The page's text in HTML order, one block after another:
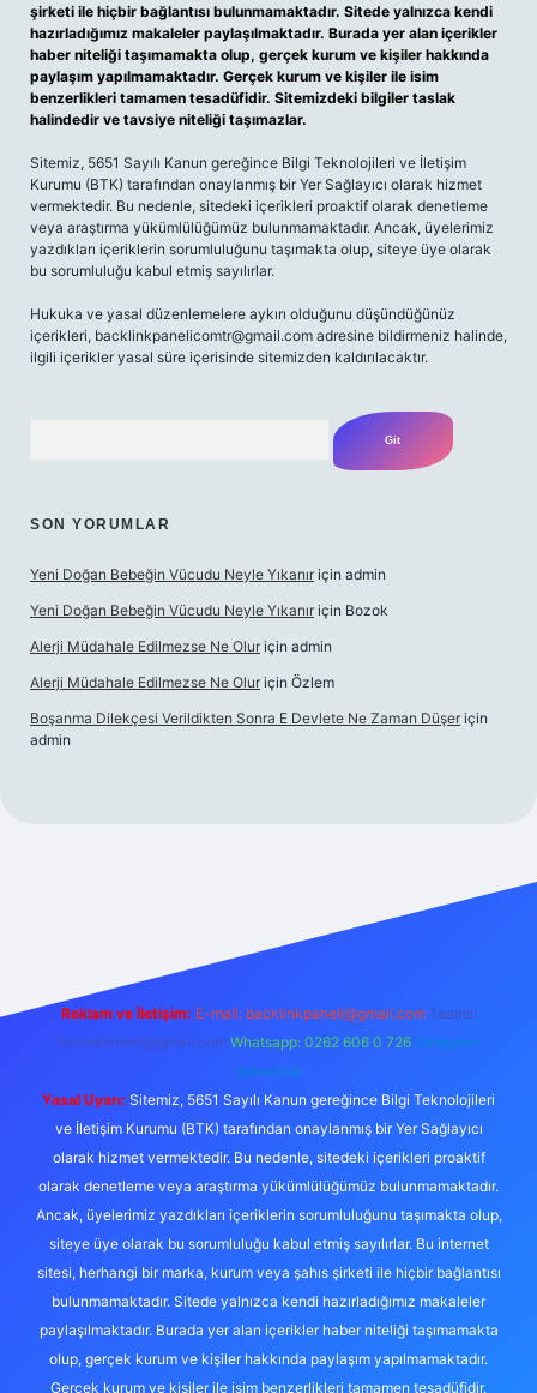
şirketi ile hiçbir bağlantısı bulunmamaktadır. Sitede yalnızca kendi
hazırladığımız makaleler paylaşılmaktadır. Burada yer alan içerikler
haber niteliği taşımamakta olup, gerçek kurum ve kişiler hakkında
paylaşım yapılmamaktadır. Gerçek kurum ve kişiler ile isim
benzerlikleri tamamen tesadüfidir. Sitemizdeki bilgiler taslak
halindedir ve tavsiye niteliği taşımazlar.
Sitemiz, 5651 Sayılı Kanun gereğince Bilgi Teknolojileri ve İletişim
Kurumu (BTK) tarafından onaylanmış bir Yer Sağlayıcı olarak hizmet
vermektedir. Bu nedenle, sitedeki içerikleri proaktif olarak denetleme
veya araştırma yükümlülüğümüz bulunmamaktadır. Ancak, üyelerimiz
yazdıkları içeriklerin sorumluluğunu taşımakta olup, siteye üye olarak
bu sorumluluğu kabul etmiş sayılırlar.
Hukuka ve yasal düzenlemelere aykırı olduğunu düşündüğünüz
içerikleri, backlinkpanelicomtr@gmail.com adresine bildirmeniz halinde,
ilgili içerikler yasal süre içerisinde sitemizden kaldırılacaktır.
SON YORUMLAR
Yeni Doğan Bebeğin Vücudu Neyle Yıkanır için admin
Yeni Doğan Bebeğin Vücudu Neyle Yıkanır için Bozok
Alerji Müdahale Edilmezse Ne Olur için admin
Alerji Müdahale Edilmezse Ne Olur için Özlem
Boşanma Dilekçesi Verildikten Sonra E Devlete Ne Zaman Düşer için
admin
Reklam ve İletişim: E-mail: backlinkpaneli@gmail.com Teams:
forumhizmeti@gmail.com Whatsapp: 0262 606 0 726 Telegram:
@karabul
Yasal Uyarı: Sitemiz, 5651 Sayılı Kanun gereğince Bilgi Teknolojileri
ve İletişim Kurumu (BTK) tarafından onaylanmış bir Yer Sağlayıcı
olarak hizmet vermektedir. Bu nedenle, sitedeki içerikleri proaktif
olarak denetleme veya araştırma yükümlülüğümüz bulunmamaktadır.
Ancak, üyelerimiz yazdıkları içeriklerin sorumluluğunu taşımakta olup,
siteye üye olarak bu sorumluluğu kabul etmiş sayılırlar. Bu internet
sitesi, herhangi bir marka, kurum veya şahıs şirketi ile hiçbir bağlantısı
bulunmamaktadır. Sitede yalnızca kendi hazırladığımız makaleler
paylaşılmaktadır. Burada yer alan içerikler haber niteliği taşımamakta
olup, gerçek kurum ve kişiler hakkında paylaşım yapılmamaktadır.
Gerçek kurum ve kişiler ile isim benzerlikleri tamamen tesadüfidir.